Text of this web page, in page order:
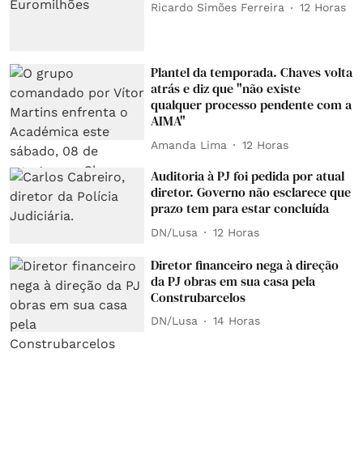
Ricardo Simões Ferreira 12 Horas
Plantel da temporada. Chaves volta
atrás e diz que "não existe
qualquer processo pendente com a
AIMA"
Amanda Lima 12 Horas
Auditoria à PJ foi pedida por atual
diretor. Governo não esclarece que
prazo tem para estar concluída
DN/Lusa 12 Horas
Diretor financeiro nega à direção
da PJ obras em sua casa pela
Construbarcelos
DN/Lusa 14 Horas